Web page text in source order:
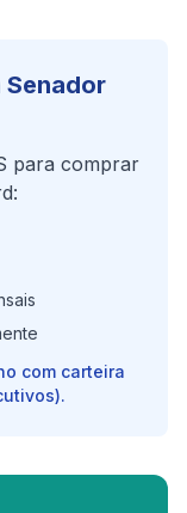
Senador
para comprar
com carteira